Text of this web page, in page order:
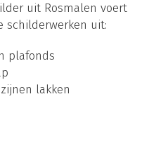
uit Rosmalen voert
schilderwerken uit:
plafonds
lakken